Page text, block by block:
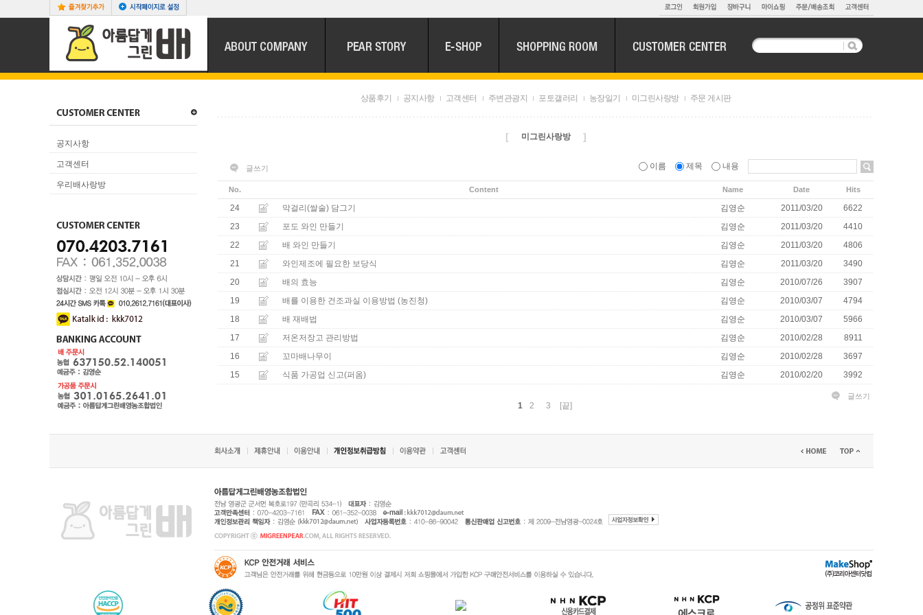
공지사항
고객센터
우리배사랑방
상품후기 공지사항 고객센터 주변관광지 포토갤러리 농장일기 미그린사랑방 주문 게시판
[ 미그린사랑방 ]
글쓰기 이름 제목 내용
No. Content Name Date Hits
24 막걸리(쌀술) 담그기 김영순 2011/03/20
6622
23
포도 와인 만들기 김영순 2011/03/20
4410
22
배 와인 만들기 김영순 2011/03/20
4806
21
와인제조에 필요한 보당식 김영순 2011/03/20
3490
20
배의 효능 김영순 2010/07/26
3907
19
배를 이용한 건조과실 이용방법 (농진청) 김영순 2010/03/07
4794
18
배 재배법 김영순 2010/03/07
5966
17
저온저장고 관리방법 김영순 2010/02/28
8911
16
꼬마배나무이 김영순 2010/02/28
3697
15
식품 가공업 신고(퍼옴) 김영순 2010/02/20 3992
글쓰기
1 2 3 [끝]